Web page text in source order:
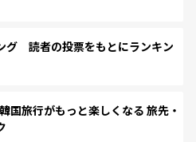
グ 読者の投票をもとにランキン
旅行がもっと楽しくなる 旅先・